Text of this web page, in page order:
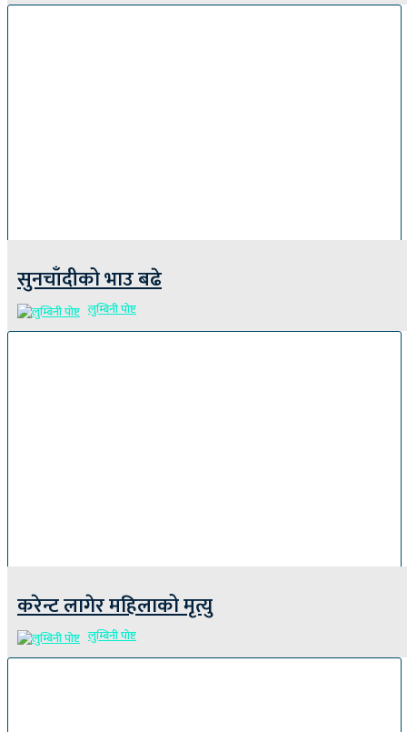
सुनचाँदीको भाउ बढे
लुम्बिनी पोष्ट
करेन्ट लागेर महिलाको मृत्यु
लुम्बिनी पोष्ट